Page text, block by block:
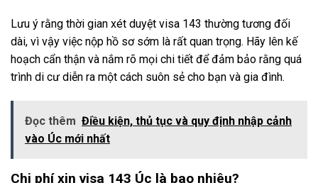
Lưu ý rằng thời gian xét duyệt visa 143 thường tương đối
dài, vì vậy việc nộp hồ sơ sớm là rất quan trọng. Hãy lên kế
hoạch cẩn thận và nắm rõ mọi chi tiết để đảm bảo rằng quá
trình di cư diễn ra một cách suôn sẻ cho bạn và gia đình.
Đọc thêm Điều kiện, thủ tục và quy định nhập cảnh
vào Úc mới nhất
Chi phí xin visa 143 Úc là bao nhiêu?